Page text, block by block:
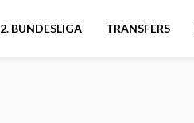
2. BUNDESLIGA TRANSFERS